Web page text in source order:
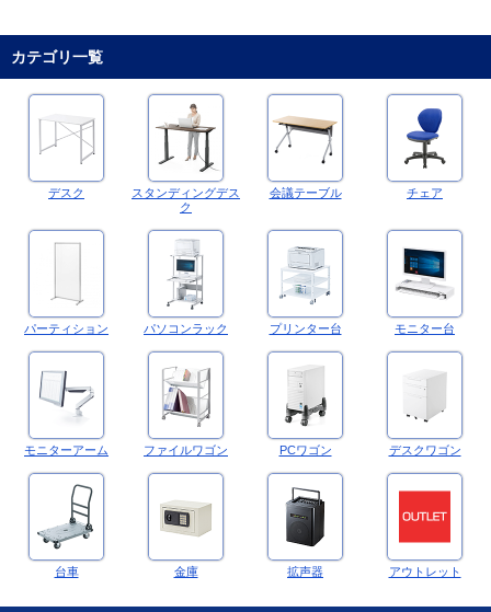
カテゴリ一覧
デスク
スタンディングデス
ク
会議テーブル チェア
パーティション パソコンラック プリンター台 モニター台
モニターアーム ファイルワゴン PCワゴン デスクワゴン
台車 金庫 拡声器 アウトレット